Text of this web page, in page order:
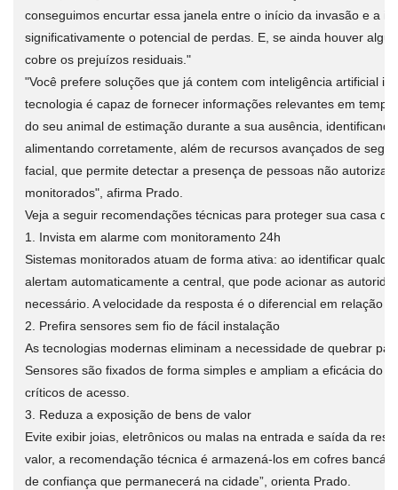
conseguimos encurtar essa janela entre o início da invasão e a
significativamente o potencial de perdas. E, se ainda houver
cobre os prejuízos residuais."
"Você prefere soluções que já contem com inteligência artificial
tecnologia é capaz de fornecer informações relevantes em
do seu animal de estimação durante a sua ausência,
alimentando corretamente, além de recursos avançados de
facial, que permite detectar a presença de pessoas não
monitorados", afirma Prado.
Veja a seguir recomendações técnicas para proteger sua casa
1. Invista em alarme com monitoramento 24h
Sistemas monitorados atuam de forma ativa: ao identificar
alertam automaticamente a central, que pode acionar as
necessário. A velocidade da resposta é o diferencial em relação
2. Prefira sensores sem fio de fácil instalação
As tecnologias modernas eliminam a necessidade de quebrar
Sensores são fixados de forma simples e ampliam a eficácia do
críticos de acesso.
3. Reduza a exposição de bens de valor
Evite exibir joias, eletrônicos ou malas na entrada e saída da
valor, a recomendação técnica é armazená-los em cofres
de confiança que permanecerá na cidade”, orienta Prado.